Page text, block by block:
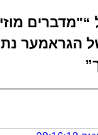
“"מדברים
הגראמער נתן